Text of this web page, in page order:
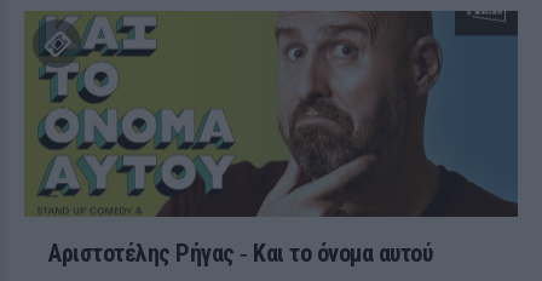
Αριστοτέλης Ρήγας ‑ Kαι το όνομα αυτού